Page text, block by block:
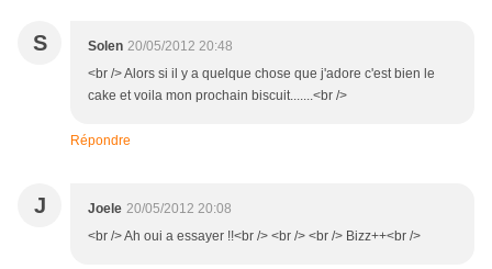
S Solen 20/05/2012 20:48
<br /> Alors si il y a quelque chose que j'adore c'est bien le
cake et voila mon prochain biscuit.......<br />
Répondre
J Joele 20/05/2012 20:08
<br /> Ah oui a essayer !!<br /> <br /> <br /> Bizz++<br />